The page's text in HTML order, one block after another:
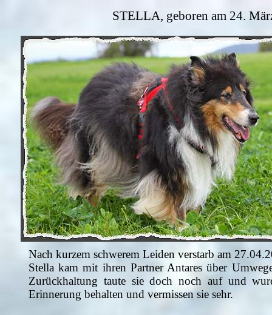
STELLA, geboren am 24.
Nach kurzem schwerem Leiden verstarb am
Stella kam mit ihren Partner Antares über
Zurückhaltung taute sie doch noch auf und
Erinnerung behalten und vermissen sie sehr.